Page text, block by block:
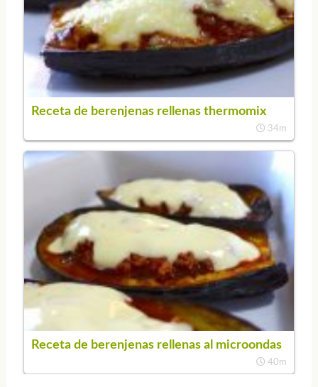
Receta de berenjenas rellenas thermomix
34m
Receta de berenjenas rellenas al microondas
40m